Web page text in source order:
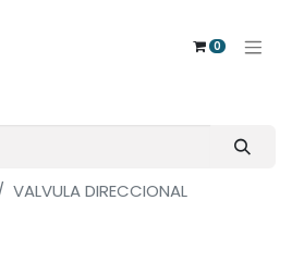
0
VALVULA DIRECCIONAL